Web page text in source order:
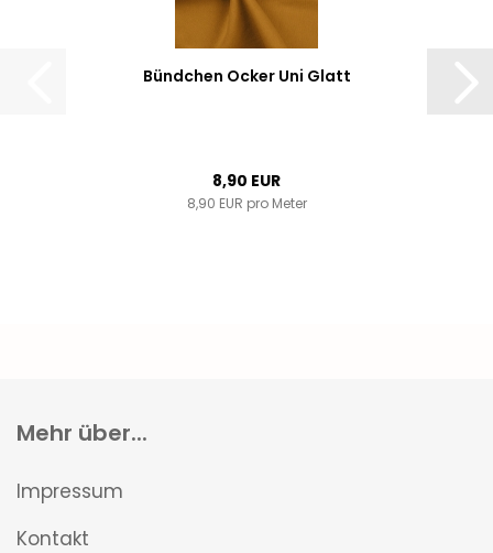
Bündchen Ocker Uni Glatt
8,90 EUR
8,90 EUR pro Meter
Mehr über...
Impressum
Kontakt